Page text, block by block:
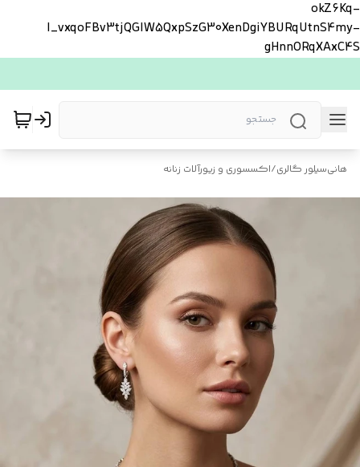
okZ6Kq-
l_vxqoFBv3tjQGlW5QxpSzG30XenDgiYBURqUtnS4my-
gHnnORqXAxC4S
هانی‌سیلور گالری/اکسسوری و زیورآلات زنانه